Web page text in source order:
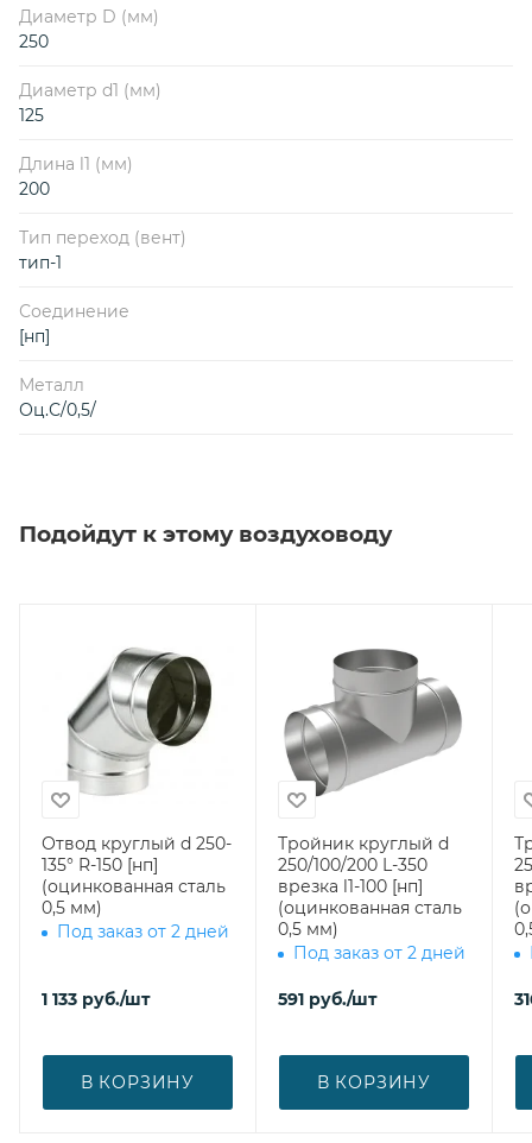
Диаметр D (мм)
250
Диаметр d1 (мм)
125
Длина l1 (мм)
200
Тип переход (вент)
тип-1
Соединение
[нп]
Металл
Оц.С/0,5/
Подойдут к этому воздуховоду
Отвод круглый d 250-
135° R-150 [нп]
(оцинкованная сталь
0,5 мм)
Под заказ от 2 дней
1 133 руб./шт
В КОРЗИНУ
Тройник круглый d
250/100/200 L-350
врезка l1-100 [нп]
(оцинкованная сталь
0,5 мм)
Под заказ от 2 дней
591 руб./шт
В КОРЗИНУ